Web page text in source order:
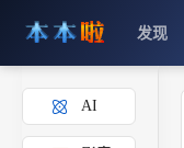
发现
AI